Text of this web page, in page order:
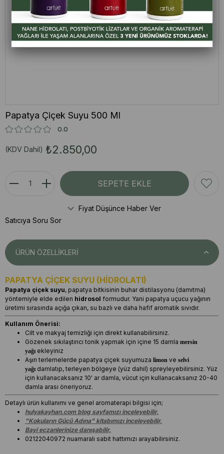
Papatya Çiçek Suyu 500 Ml
0.0
₺2.850,00
(KDV Dahil)
Fiyat Düşünce Haber Ver
Satıcıya Soru Sor
ÜRÜN ÖZELLIKLERI
PAPATYA ÇİÇEK SUYU (HİDROLATI)
Papatya çiçek suyu, papatya bitkisinin buhar distilasyonu (damıtma)
yöntemiyle elde edilen hidrosol formudur. Yani papatya uçucu yağının
üretimi sırasında açığa çıkan, su bazlı ve daha hafif aromatik sıvıdır.
Kullanım Önerisi:
Cilt ve makyaj temizliği için direkt kullanabilirsiniz.
Gözenek sıkılaştırıcı tonik yapmak için içine 15 damla mersin
yağı ekleyiniz
Aşırı terlemelerde papatya çiçek suyumuza limon ve selvi
yağı damlatıp, terleyen bölgeye (yüz dahil) spreyleyebilirsiniz. Yüz
için kullanacaksanız 10' ar damla, vücut için kullanacaksanız 20-40
damla arası öneriyoruz.
Detaylı ürün kullanımı ve genel aromaterapi bilgisi için;
hulyakayhan.com blog sayfamızı inceleyebilir,
"Kokuların Gücü Adına" kitabımızı inceleyebilir,
Bayi eczanlerinize danışabilir,
02122040972 nuamaralı sabit hattımızı arayabilirsiniz.